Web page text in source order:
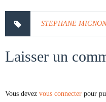
STEPHANE
Laisser un
Vous devez vous connecter pour